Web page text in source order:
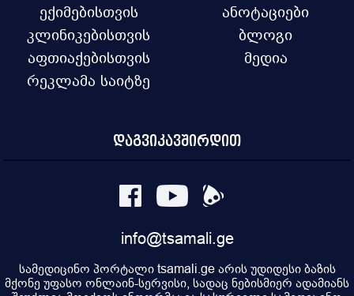
ექიმებისთვის
კლინიკებისთვის
აფთიაქებისთვის
რეკლამა საიტზე
ანოტაციები
ბლოგი
მედია
დაგვიკავშირდით
info@tsamali.ge
სამედიცინო პორტალი tsamali.ge არის უდიდესი ბაზის
მქონე უფასო ონლაინ-სერვისი, სადაც ნებისმიერ ადამიანს